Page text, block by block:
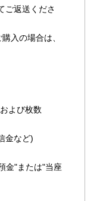
返送くださ
入の場合は、
よび枚数
金など)
金"または"当座